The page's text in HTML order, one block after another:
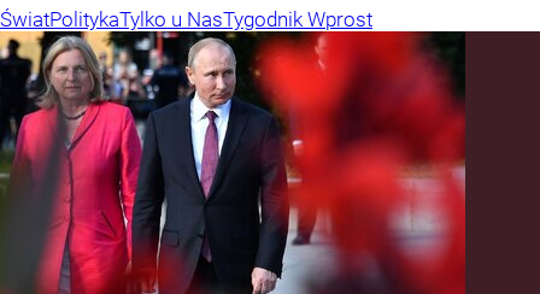
ŚwiatPolitykaTylko u NasTygodnik Wprost